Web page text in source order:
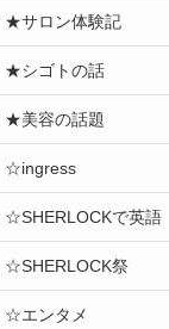
★サロン体験記
★シゴトの話
★美容の話題
☆ingress
☆SHERLOCKで英語
☆SHERLOCK祭
☆エンタメ